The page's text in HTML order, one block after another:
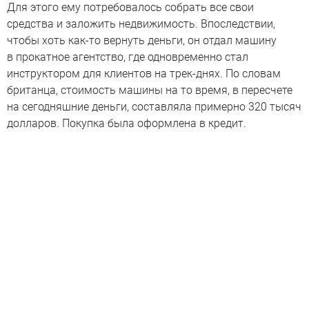
Для этого ему потребовалось собрать все свои
средства и заложить недвижимость. Впоследствии,
чтобы хоть как-то вернуть деньги, он отдал машину
в прокатное агентство, где одновременно стал
инструктором для клиентов на трек-днях. По словам
британца, стоимость машины на то время, в пересчете
на сегодняшние деньги, составляла примерно 320 тысяч
долларов. Покупка была оформлена в кредит.